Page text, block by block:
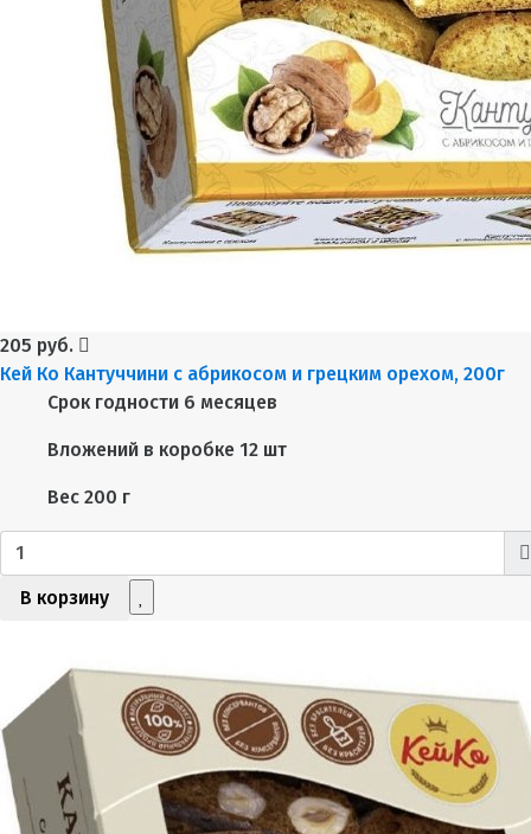
205 руб.
Кей Ко Кантуччини с абрикосом и грецким орехом, 200г
Срок годности 6 месяцев
Вложений в коробке 12 шт
Вес 200 г
В корзину